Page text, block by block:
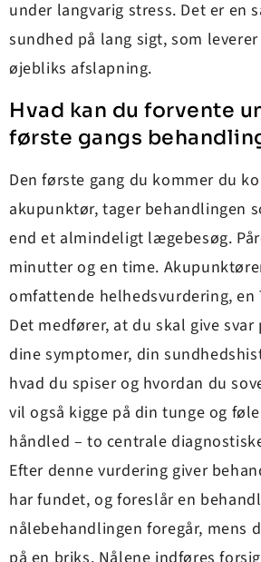
under langvarig stress. Det er en
sundhed på lang sigt, som
øjebliks afslapning.
Hvad kan du forvente
første gangs
Den første gang du kommer du
akupunktør, tager behandlingen
end et almindeligt lægebesøg.
minutter og en time.
omfattende helhedsvurdering, en
Det medfører, at du skal give
dine symptomer, din
hvad du spiser og hvordan du
vil også kigge på din tunge og
håndled – to centrale
Efter denne vurdering giver
har fundet, og foreslår en
nålebehandlingen foregår, mens